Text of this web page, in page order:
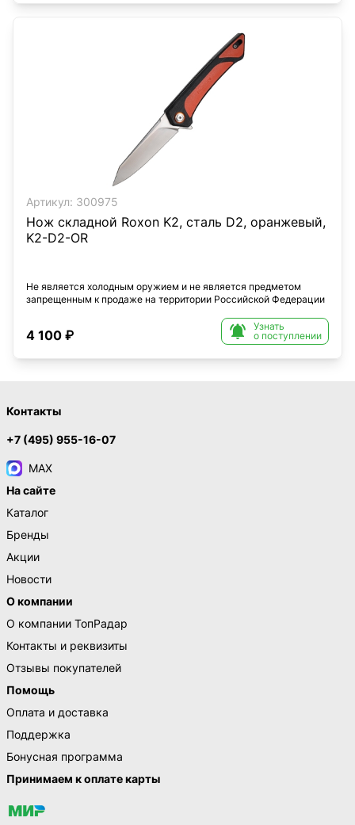
Артикул: 300975
Нож складной Roxon K2, сталь D2, оранжевый,
K2-D2-OR
Не является холодным оружием и не является предметом
запрещенным к продаже на территории Российской Федерации
4 100 ₽ 
Узнать
о поступлении
Контакты
+7 (495) 955-16-07
MAX
На сайте
Каталог
Бренды
Акции
Новости
О компании
О компании ТопРадар
Контакты и реквизиты
Отзывы покупателей
Помощь
Оплата и доставка
Поддержка
Бонусная программа
Принимаем к оплате карты